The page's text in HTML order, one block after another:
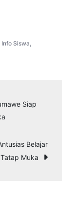
Info Siswa,
Siap
Belajar
Tatap Muka